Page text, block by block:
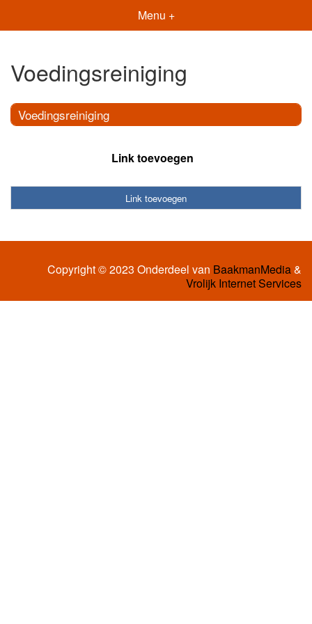
Menu +
Voedingsreiniging
Voedingsreiniging
Link toevoegen
Link toevoegen
Copyright © 2023 Onderdeel van BaakmanMedia&
Vrolijk Internet Services